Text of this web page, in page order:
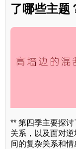
了哪些主题
** 第四季主要探
关系，以及面对
间的复杂关系和情